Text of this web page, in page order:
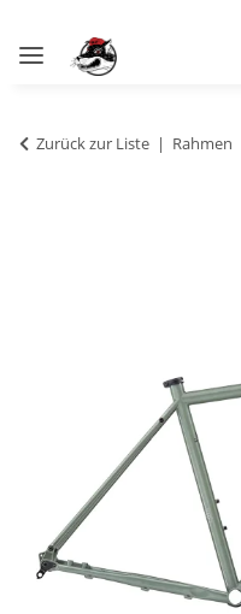
Zurück zur Liste Rahmen